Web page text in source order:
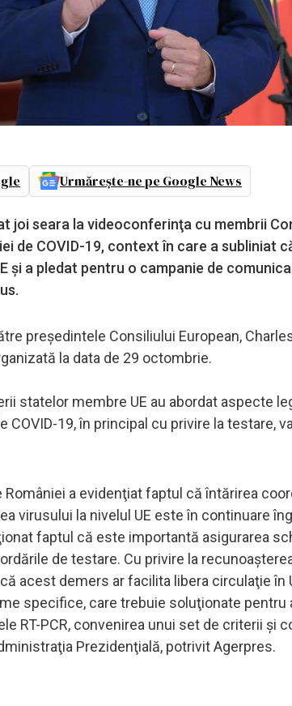
Urmărește-ne pe Google News
joi seara la videoconferinţa cu membrii
de COVID-19, context în care a subliniat
şi a pledat pentru o campanie de
preşedintele Consiliului European,
la data de 29 octombrie.
statelor membre UE au abordat aspecte
COVID-19, în principal cu privire la testare,
a evidenţiat faptul că întărirea
virusului la nivelul UE este în continuare
faptul că este importantă asigurarea
de testare. Cu privire la
acest demers ar facilita libera circulaţie în
specifice, care trebuie soluţionate pentru
RT-PCR, convenirea unui set de criterii şi
Prezidenţială, potrivit Agerpres.